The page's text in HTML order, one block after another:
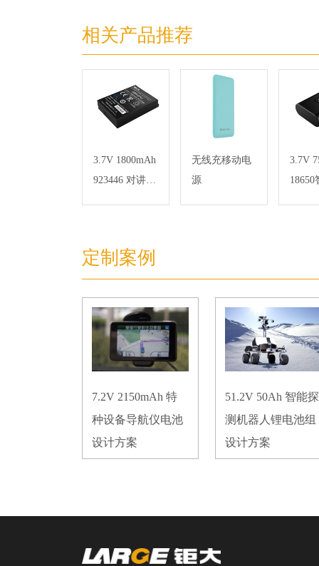
相关产品推荐
3.7V 1800mAh
923446 对讲机
无线充移动电
源
3.7V
18650
定制案例
7.2V 2150mAh 特
种设备导航仪电池
设计方案
51.2V 50Ah 智能探
测机器人锂电池组
设计方案